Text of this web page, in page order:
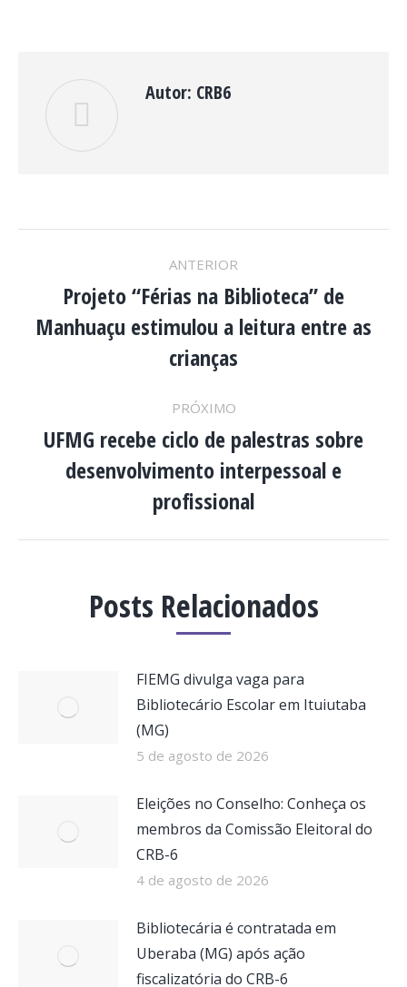
Autor: CRB6
NAVEGAÇÃO
DE
POST:
ANTERIOR
Post
anterior:
Projeto “Férias na Biblioteca” de
Manhuaçu estimulou a leitura entre as
crianças
PRÓXIMO
Próximo
post:
UFMG recebe ciclo de palestras sobre
desenvolvimento interpessoal e
profissional
Posts Relacionados
FIEMG divulga vaga para
Bibliotecário Escolar em Ituiutaba
(MG)
5 de agosto de 2026
Eleições no Conselho: Conheça os
membros da Comissão Eleitoral do
CRB-6
4 de agosto de 2026
Bibliotecária é contratada em
Uberaba (MG) após ação
fiscalizatória do CRB-6